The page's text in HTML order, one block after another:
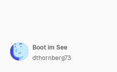
Boot im See
dthornberg73